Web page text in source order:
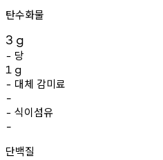
탄수화물
3 g
- 당
1 g
- 대체 감미료
-
- 식이섬유
-
단백질